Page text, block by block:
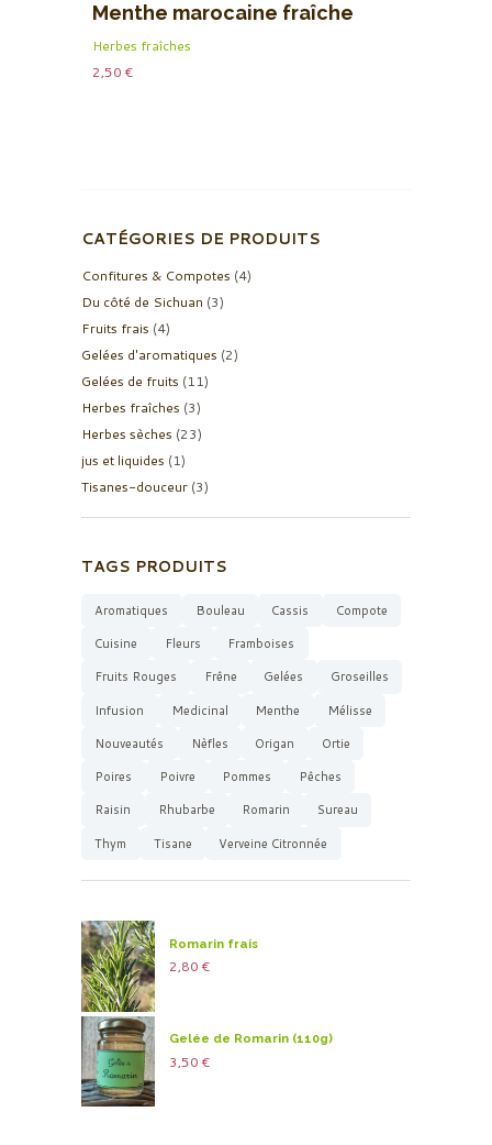
Menthe marocaine fraîche
Herbes fraîches
2,50€
CATÉGORIES DE PRODUITS
Confitures & Compotes (4)
Du côté de Sichuan (3)
Fruits frais (4)
Gelées d'aromatiques (2)
Gelées de fruits (11)
Herbes fraîches (3)
Herbes sèches (23)
jus et liquides (1)
Tisanes-douceur (3)
TAGS PRODUITS
Aromatiques Bouleau Cassis
Compote
Cuisine
Fleurs
Framboises
Fruits Rouges
Frêne Gelées
Groseilles
Infusion
Medicinal Menthe
Mélisse
Nouveautés
Nèfles Origan
Ortie
Poires
Poivre Pommes
Pêches
Raisin
Rhubarbe Romarin
Sureau
Thym
Tisane Verveine Citronnée
Romarin frais
2,80€
Gelée de Romarin (110g)
3,50€